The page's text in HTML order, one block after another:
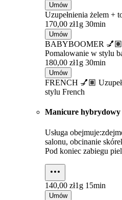
Umów
Uzupełnienia żelem +
170,00 zł1g 30min
Umów
BABYBOOMER 💅🏽
Pomalowanie w stylu
180,00 zł1g 30min
Umów
FRENCH 💅🏽
stylu French
Manicure hybrydowy
Usługa
salonu, obcinanie
Pod koniec zabiegu
140,00 zł1g 15min
Umów